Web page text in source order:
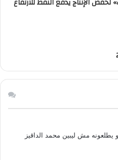
يطلعونه مش ليبين محمد الداقيز